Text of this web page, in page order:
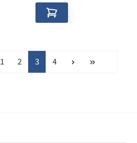
Seite
1 Seite
2 Seite
3 Seite
4